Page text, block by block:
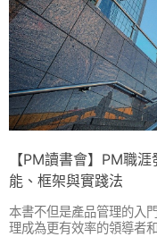
【PM讀書會】PM職
能、框架與實踐法
本書不但是產品管理的入
理成為更有效率的領導者